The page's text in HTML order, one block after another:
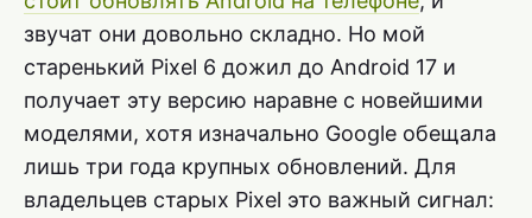
звучат они довольно складно. Но мой
старенький Pixel 6 дожил до Android 17 и
получает эту версию наравне с новейшими
моделями, хотя изначально Google обещала
лишь три года крупных обновлений. Для
владельцев старых Pixel это важный сигнал: